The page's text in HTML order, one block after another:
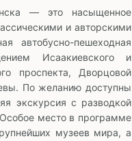
— это насыщенное
и авторскими
автобусно-пешеходная
Исаакиевского и
проспекта, Дворцовой
По желанию доступны
экскурсия с разводкой
место в программе
музеев мира, а